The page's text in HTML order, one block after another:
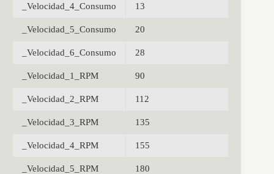
_Velocidad_4_Consumo 13
_Velocidad_5_Consumo 20
_Velocidad_6_Consumo 28
_Velocidad_1_RPM 90
_Velocidad_2_RPM 112
_Velocidad_3_RPM 135
_Velocidad_4_RPM 155
_Velocidad_5_RPM 180